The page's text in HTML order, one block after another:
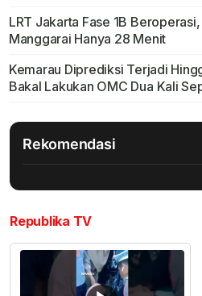
LRT Jakarta Fase 1B
Manggarai Hanya 28 Menit
Kemarau Diprediksi Terjadi
Bakal Lakukan OMC Dua Kali
Rekomendasi
Republika TV